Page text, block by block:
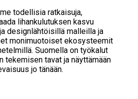
todellisia ratkaisuja,
lihankulutuksen kasvu
designlähtöisillä malleilla ja
monimuotoiset ekosysteemit
Suomella on työkalut
tekemisen tavat ja näyttämään
jo tänään.